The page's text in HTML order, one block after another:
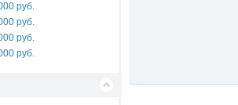
руб.
руб.
руб.
руб.